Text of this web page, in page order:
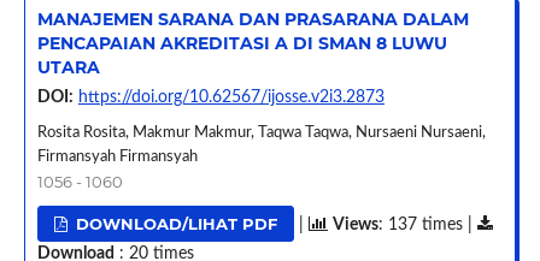
MANAJEMEN SARANA DAN PRASARANA DALAM
PENCAPAIAN AKREDITASI A DI SMAN 8 LUWU
UTARA
DOI: https://doi.org/10.62567/ijosse.v2i3.2873
Rosita Rosita, Makmur Makmur, Taqwa Taqwa, Nursaeni Nursaeni,
Firmansyah Firmansyah
1056 - 1060
DOWNLOAD/LIHAT PDF Views: 137 times |
Download : 20 times